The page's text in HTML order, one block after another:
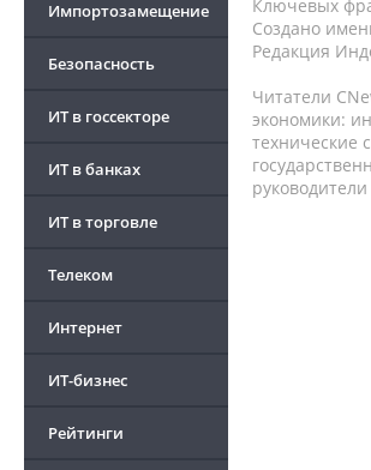
Импортозамещение
Безопасность
ИТ в госсекторе
ИТ в банках
ИТ в торговле
Телеком
Интернет
ИТ-бизнес
Рейтинги
Ключевых
Создано
Редакция
Читатели
экономики:
технические